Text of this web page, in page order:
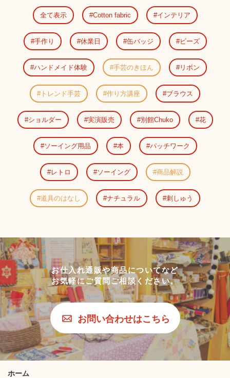
全て表示 Cotton fabric インテリア
手作り 休業日 缶バッジ ビーズ
ハンドメイド体験 手芸のきほん リボン
トレンド手芸 作り方講座 ブラウス
ショルダー 実演販売 別館Chuko 花
ソーイング用品 本 パッチワーク
レトロ ソーイング 商品解説
道具のはなし ナチュラル 刺しゅう
お仕入れ通販や商品についてなど
お気軽にご質問ご相談ください。
お問い合わせはこちら
ホーム